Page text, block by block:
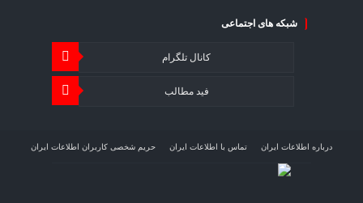
شبکه های اجتماعی
کانال تلگرام
فید مطالب
درباره اطلاعات ایران تماس با اطلاعات ایران حریم شخصی کاربران اطلاعات ایران
شرایط بازنشر محتوا در اطلاعات ایران